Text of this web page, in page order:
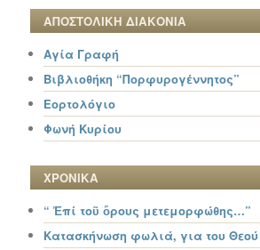
ΑΠΟΣΤΟΛΙΚΗ ΔΙΑΚΟΝΙΑ
Αγία Γραφή
Βιβλιοθήκη “Πορφυρογέννητος”
Εορτολόγιο
Φωνή Κυρίου
ΧΡΟΝΙΚΑ
“ Ἐπί τοῦ ὄρους μετεμορφώθης…”
Κατασκήνωση φωλιά, για του